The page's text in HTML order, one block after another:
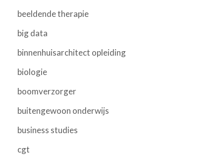
beeldende therapie
big data
binnenhuisarchitect opleiding
biologie
boomverzorger
buitengewoon onderwijs
business studies
cgt